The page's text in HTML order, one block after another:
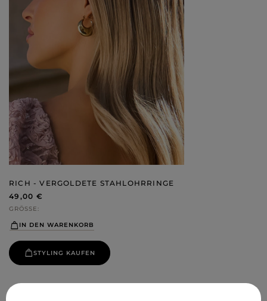
RICH - VERGOLDETE STAHLOHRRINGE
49,00 €
GRÖSSE
IN DEN WARENKORB
STYLING KAUFEN